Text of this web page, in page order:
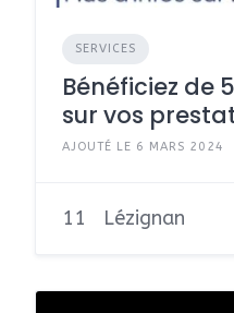
SERVICES
Bénéficiez de
sur vos
AJOUTÉ LE 6 MARS 2024
11 Lézignan